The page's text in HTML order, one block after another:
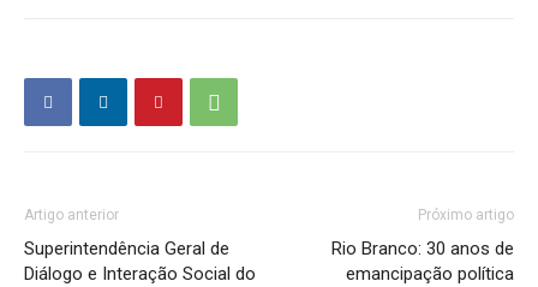
Artigo anterior
Superintendência Geral de
Diálogo e Interação Social do
Próximo artigo
Rio Branco: 30 anos de
emancipação política